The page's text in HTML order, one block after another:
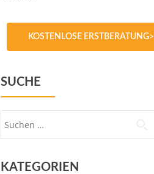
KOSTENLOSE ERSTBERATUNG>
SUCHE
KATEGORIEN